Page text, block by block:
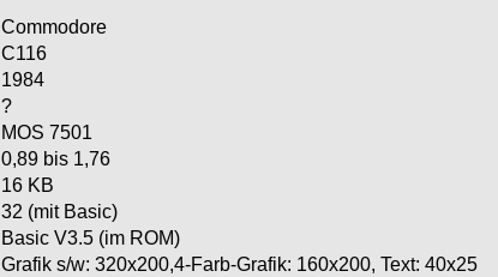
Commodore
C116
1984
?
MOS 7501
0,89 bis 1,76
16 KB
32 (mit Basic)
Basic V3.5 (im ROM)
Grafik s/w: 320x200,4-Farb-Grafik: 160x200, Text: 40x25